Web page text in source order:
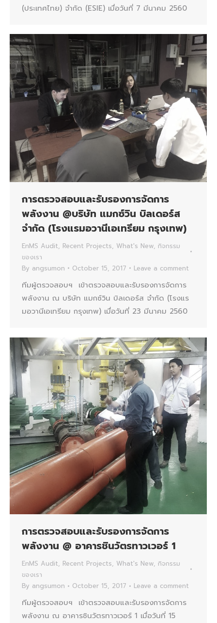
(ประเทศไทย) จำกัด (ESIE) เมื่อวันที่ 7 มีนาคม 2560
การตรวจสอบและรับรองการจัดการ
พลังงาน @บริษัท แมกซ์วิน บิลเดอร์ส
จำกัด (โรงแรมอวานีเอเทรียม กรุงเทพ)
EnMS Audit, Recent Projects, What's New, กิจกรรม
ของเรา
By angsumon October 15, 2017 Leave a comment
ทีมผู้ตรวจสอบฯ เข้าตรวจสอบและรับรองการจัดการ
พลังงาน ณ บริษัท แมกซ์วิน บิลเดอร์ส จำกัด (โรงแร
มอวานีเอเทรียม กรุงเทพ) เมื่อวันที่ 23 มีนาคม 2560
การตรวจสอบและรับรองการจัดการ
พลังงาน @ อาคารชินวัตรทาวเวอร์ 1
EnMS Audit, Recent Projects, What's New, กิจกรรม
ของเรา
By angsumon October 15, 2017 Leave a comment
ทีมผู้ตรวจสอบฯ เข้าตรวจสอบและรับรองการจัดการ
พลังงาน ณ อาคารชินวัตรทาวเวอร์ 1 เมื่อวันที่ 15